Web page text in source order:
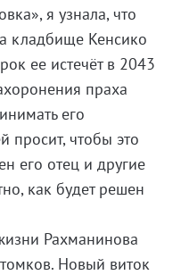
я узнала, что
кладбище Кенсико
ее истечёт в 2043
праха
его
просит, чтобы это
его отец и другие
как будет решен
Рахманинова
Новый виток